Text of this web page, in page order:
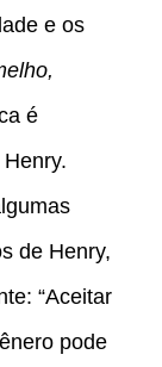
e os
é
de Henry,
“Aceitar
pode